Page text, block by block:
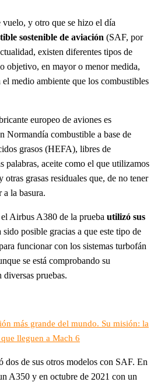
vuelo, y otro que se hizo el día
sostenible de aviación (SAF, por
existen diferentes tipos de
objetivo, en mayor o menor medida,
medio ambiente que los combustibles
europeo de aviones es
Normandía combustible a base de
grasos (HEFA), libres de
palabras, aceite como el que utilizamos
otras grasas residuales que, de no tener
a la basura.
Airbus A380 de la prueba utilizó sus
sido posible gracias a que este tipo de
funcionar con los sistemas turbofán
se está comprobando su
pruebas.
más grande del mundo. Su misión: la
lleguen a Mach 6
de sus otros modelos con SAF. En
A350 y en octubre de 2021 con un